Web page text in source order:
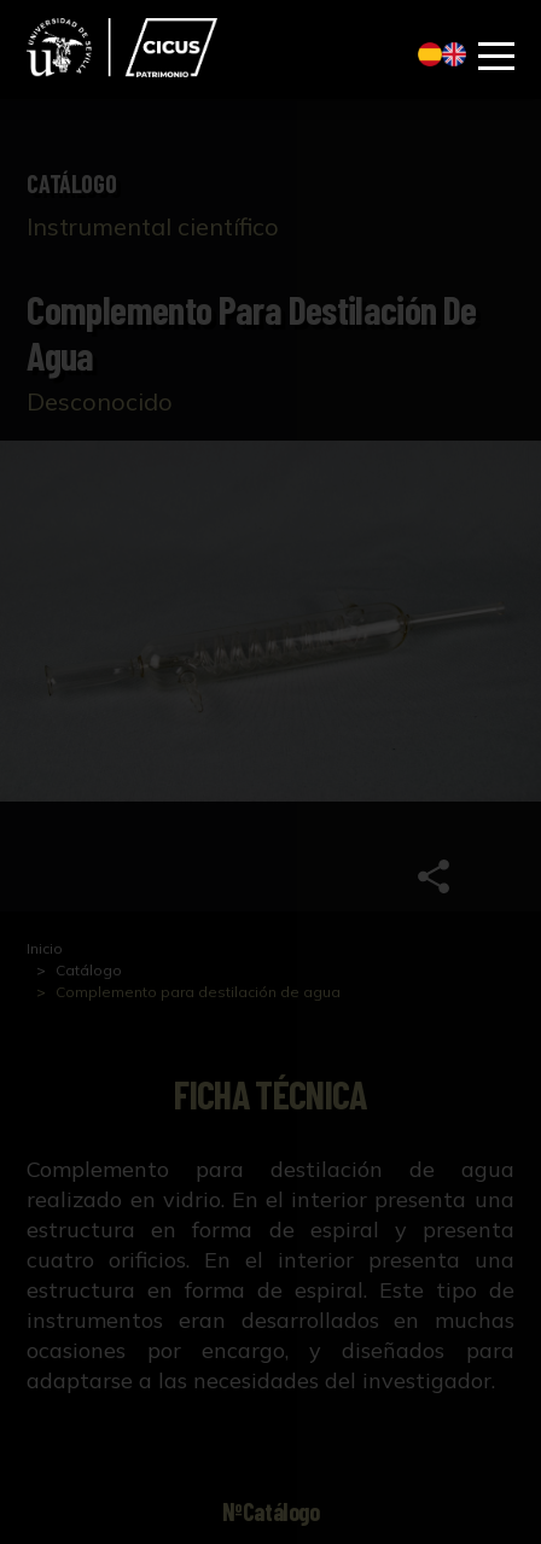
CATÁLOGO
Instrumental científico
Complemento Para Destilación De
Agua
Desconocido
Inicio
Catálogo
Complemento para destilación de agua
FICHA TÉCNICA
Complemento para destilación de agua
realizado en vidrio. En el interior presenta una
estructura en forma de espiral y presenta
cuatro orificios. En el interior presenta una
estructura en forma de espiral. Este tipo de
instrumentos eran desarrollados en muchas
ocasiones por encargo, y diseñados para
adaptarse a las necesidades del investigador.
NºCatálogo